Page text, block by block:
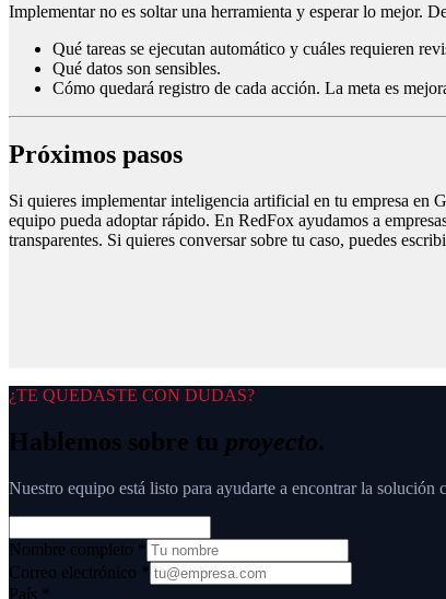
Implementar no es soltar una herramienta y esperar lo mejor.
Qué tareas se ejecutan automático y cuáles requieren
Qué datos son sensibles.
Cómo quedará registro de cada acción. La meta es
Próximos pasos
Si quieres implementar inteligencia artificial en tu empresa en
equipo pueda adoptar rápido. En RedFox ayudamos a
transparentes. Si quieres conversar sobre tu caso, puedes
¿TE QUEDASTE CON DUDAS?
Hablemos sobre tu proyecto.
Nuestro equipo está listo para ayudarte a encontrar la solución
Nombre completo *
Correo electrónico *
País *